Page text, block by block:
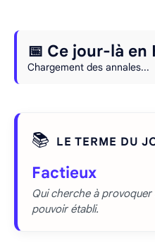
📅 Ce jour-là en
Chargement des annales...
📚 LE TERME DU
Factieux
Qui cherche à
pouvoir établi.